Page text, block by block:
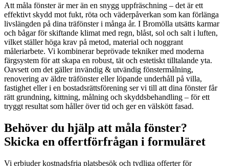
Att måla fönster är mer än en snygg uppfräschning – det är ett
effektivt skydd mot fukt, röta och väderpåverkan som kan förlänga
livslängden på dina träfönster i många år. I Bromölla utsätts karmar
och bågar för skiftande klimat med regn, blåst, sol och salt i luften,
vilket ställer höga krav på metod, material och noggrant
måleriarbete. Vi kombinerar beprövade tekniker med moderna
färgsystem för att skapa en robust, tät och estetiskt tilltalande yta.
Oavsett om det gäller invändig & utvändig fönstermålning,
renovering av äldre träfönster eller löpande underhåll på villa,
fastighet eller i en bostadsrättsförening ser vi till att dina fönster får
rätt grundning, kittning, målning och skyddsbehandling – för ett
tryggt resultat som håller över tid och ger en välskött fasad.
Behöver du hjälp att måla fönster?
Skicka en offertförfrågan i formuläret
Vi erbjuder kostnadsfria platsbesök och tydliga offerter för